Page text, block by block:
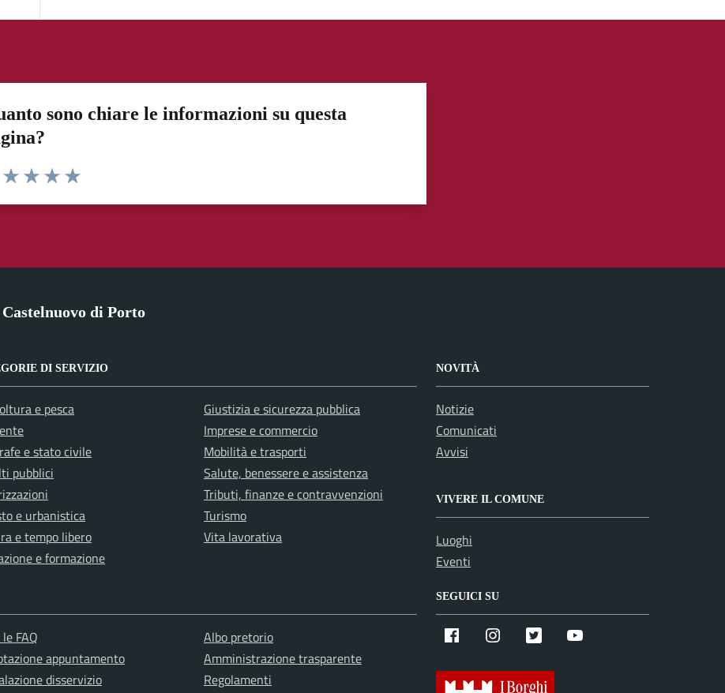
sono chiare le informazioni su questa
di Porto
DI SERVIZIO
e pesca
e stato civile
pubblici
e urbanistica
e tempo libero
e formazione
Giustizia e sicurezza pubblica
Imprese e commercio
Mobilità e trasporti
Salute, benessere e assistenza
Tributi, finanze e contravvenzioni
Turismo
Vita lavorativa
NOVITÀ
Notizie
Comunicati
Avvisi
VIVERE IL COMUNE
Luoghi
Eventi
FAQ
appuntamento
disservizio
Albo pretorio
Amministrazione trasparente
Regolamenti
SEGUICI SU
Facebook Instagram